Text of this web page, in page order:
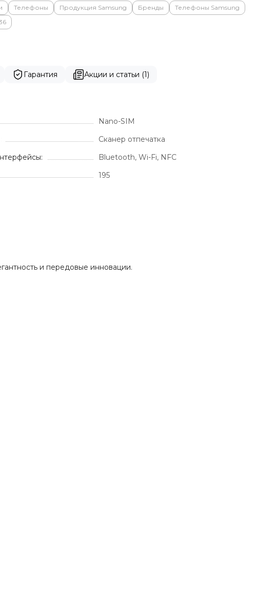
Телефоны Продукция Samsung Бренды
Телефоны Samsung
Гарантия Акции и статьи (1)
Nano-SIM
Сканер отпечатка
Bluetooth, Wi-Fi, NFC
195
и передовые инновации.